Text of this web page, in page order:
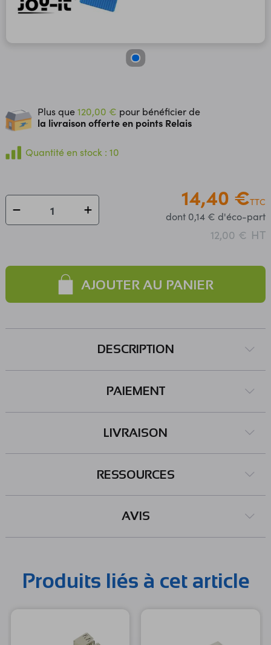
Plus que120,00 € pour bénéficier de
la livraison offerte en points Relais
Quantité en stock : 10
14,40 €TTC
dont 0,14 € d'éco-part
12,00 € HT
AJOUTER AU PANIER
DESCRIPTION
PAIEMENT
LIVRAISON
RESSOURCES
AVIS
Produits liés à cet article